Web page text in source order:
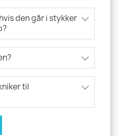
den går i stykker
til